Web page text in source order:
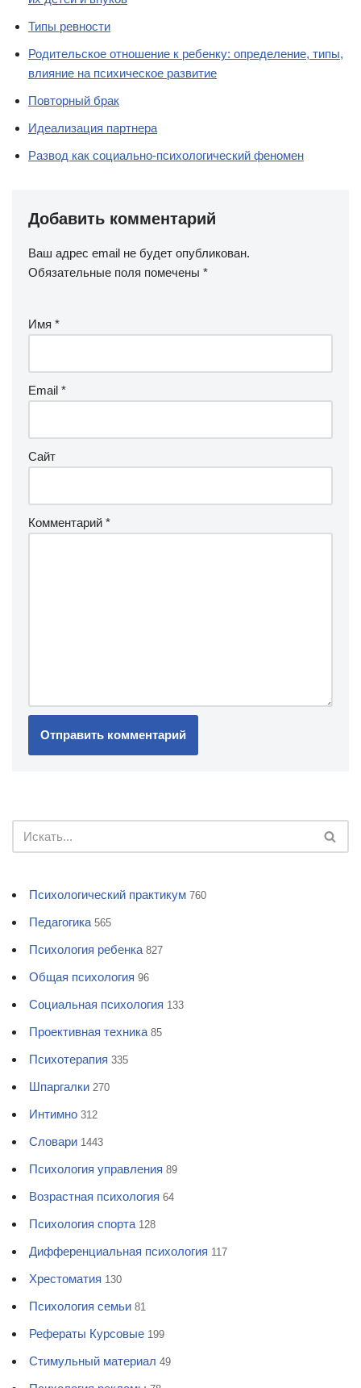
Типы ревности
Родительское отношение к ребенку: определение, типы,
влияние на психическое развитие
Повторный брак
Идеализация партнера
Развод как социально-психологический феномен
Добавить комментарий
Ваш адрес email не будет опубликован.
Обязательные поля помечены *
Имя *
Email *
Сайт
Комментарий *
Психологический практикум 760
Педагогика 565
Психология ребенка 827
Общая психология 96
Социальная психология 133
Проективная техника 85
Психотерапия 335
Шпаргалки 270
Интимно 312
Словари 1443
Психология управления 89
Возрастная психология 64
Психология спорта 128
Дифференциальная психология 117
Хрестоматия 130
Психология семьи 81
Рефераты Курсовые 199
Стимульный материал 49